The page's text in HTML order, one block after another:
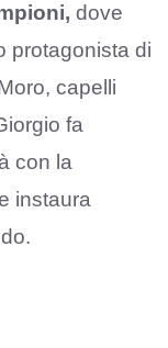
dove
protagonista di
capelli
fa
con la
instaura